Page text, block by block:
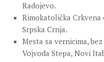
Radojevo.
Rimokatolička Crkvena
Srpska Crnja.
Mesta sa vernicima,
Vojvoda Stepa, Novi